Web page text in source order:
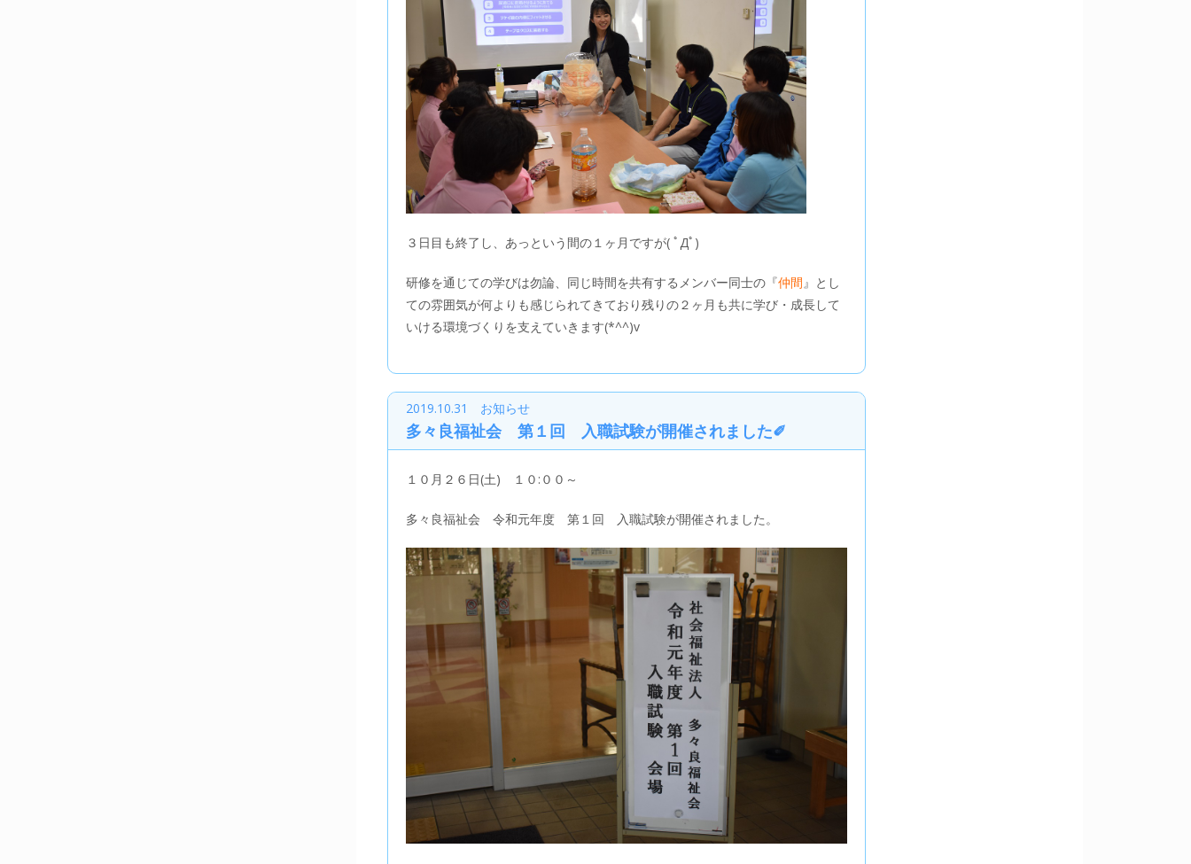
３日目も終了し、あっという間の１ヶ月ですが( ﾟДﾟ)
研修を通じての学びは勿論、同じ時間を共有するメンバー同士の『仲間』とし
ての雰囲気が何よりも感じられてきており残りの２ヶ月も共に学び・成長して
いける環境づくりを支えていきます(*^^)v
2019.10.31 お知らせ
多々良福祉会 第１回 入職試験が開催されました✐
１０月２６日(土) １０:００～
多々良福祉会 令和元年度 第１回 入職試験が開催されました。